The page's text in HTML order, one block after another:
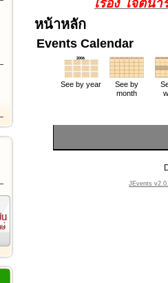
เรื่อง เจตน
หน้าหลัก
Events Calendar
See by year
See by
month
JEvents